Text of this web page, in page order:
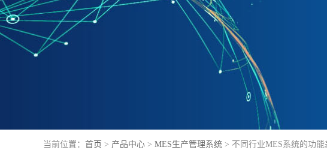
当前位置： 首页 > 产品中心 > MES生产管理系统 > 不同行业MES系统的功